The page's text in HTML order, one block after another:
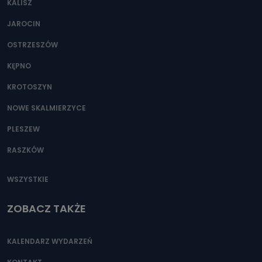
Można to zrobić pod numerem telefonu 62 735-51-05 lub
KALISZ
JAROCIN
OSTRZESZÓW
KĘPNO
KROTOSZYN
NOWE SKALMIERZYCE
PLESZEW
RASZKÓW
WSZYSTKIE
ZOBACZ TAKŻE
KALENDARZ WYDARZEŃ